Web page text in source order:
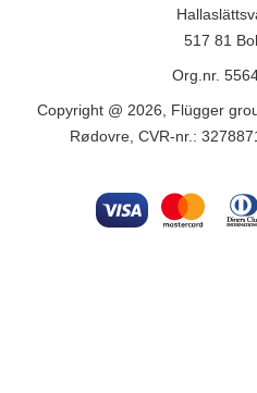
517 81
Org.nr.
Copyright @ 2026, Flügger
Rødovre, CVR-nr.: